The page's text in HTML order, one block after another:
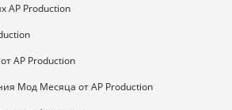
AP Production
AP Production
Мод Месяца от AP Production